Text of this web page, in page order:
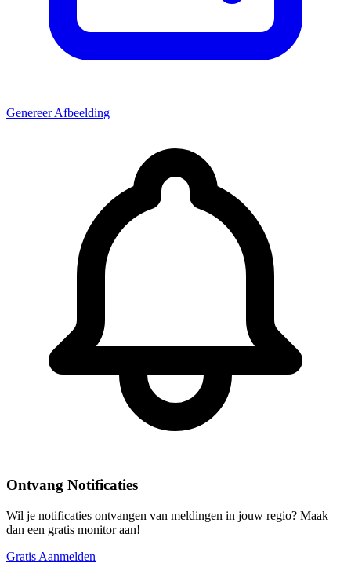
Genereer Afbeelding
Ontvang Notificaties
Wil je notificaties ontvangen van meldingen in jouw regio? Maak
dan een gratis monitor aan!
Gratis Aanmelden